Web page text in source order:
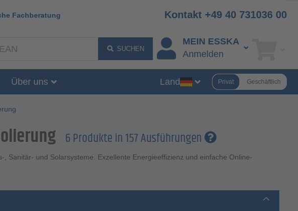
Fachberatung Kontakt +49 40 731036 00
SUCHEN
MEIN ESSKA
Anmelden
Über uns Land Privat Geschäftlich
6 Produkte in 157 Ausführungen
Sanitär- und Solarsysteme. Exzellente Energieeffizienz und einfache Online-